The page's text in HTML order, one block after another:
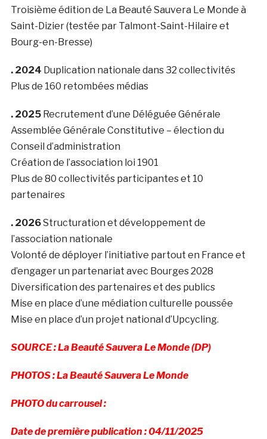
Troisième édition de La Beauté Sauvera Le Monde à
Saint-Dizier (testée par Talmont-Saint-Hilaire et
Bourg-en-Bresse)
. 2024 Duplication nationale dans 32 collectivités
Plus de 160 retombées médias
. 2025Recrutement d’une Déléguée Générale
Assemblée Générale Constitutive – élection du
Conseil d’administration
Création de l’association loi 1901
Plus de 80 collectivités participantes et 10
partenaires
. 2026Structuration et développement de
l’association nationale
Volonté de déployer l’initiative partout en France et
d’engager un partenariat avec Bourges 2028
Diversification des partenaires et des publics
Mise en place d’une médiation culturelle poussée
Mise en place d’un projet national d’Upcycling.
SOURCE : La Beauté Sauvera Le Monde (DP)
PHOTOS : La Beauté Sauvera Le Monde
PHOTO du carrousel:
Date de première publication : 04/11/2025